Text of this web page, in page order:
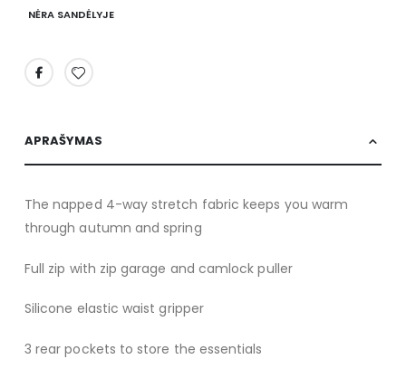
NĖRA SANDĖLYJE
APRAŠYMAS
The napped 4-way stretch fabric keeps you warm
through autumn and spring
Full zip with zip garage and camlock puller
Silicone elastic waist gripper
3 rear pockets to store the essentials